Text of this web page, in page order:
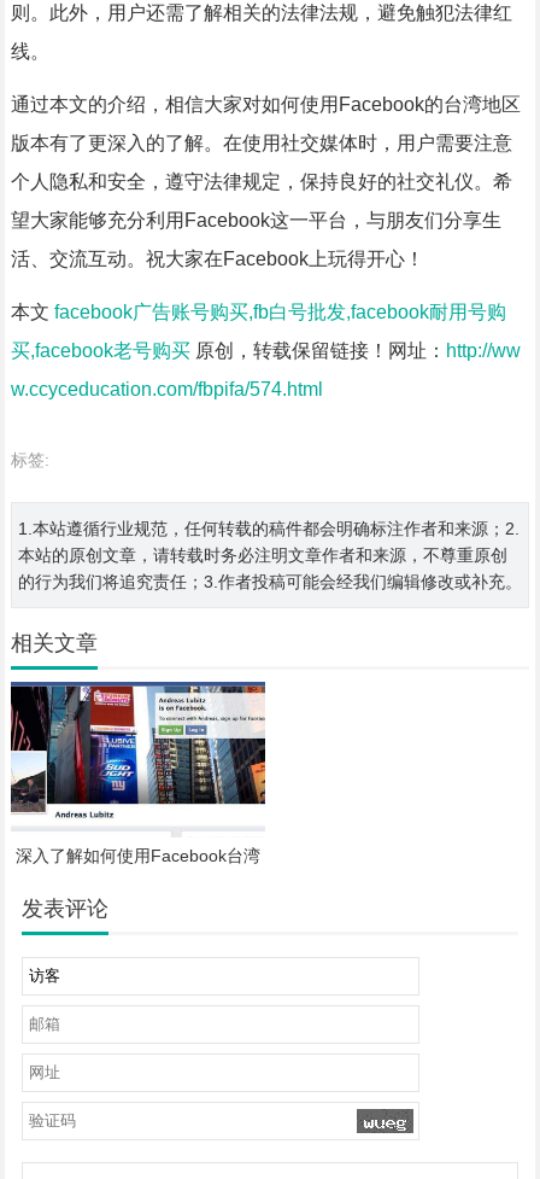
则。此外，用户还需了解相关的法律法规，避免触犯法律红
线。
通过本文的介绍，相信大家对如何使用Facebook的台湾地区
版本有了更深入的了解。在使用社交媒体时，用户需要注意
个人隐私和安全，遵守法律规定，保持良好的社交礼仪。希
望大家能够充分利用Facebook这一平台，与朋友们分享生
活、交流互动。祝大家在Facebook上玩得开心！
本文 facebook广告账号购买,fb白号批发,facebook耐用号购
买,facebook老号购买原创，转载保留链接！网址： http://ww
w.ccyceducation.com/fbpifa/574.html
标签:
1.本站遵循行业规范，任何转载的稿件都会明确标注作者和来源；2.
本站的原创文章，请转载时务必注明文章作者和来源，不尊重原创
的行为我们将追究责任；3.作者投稿可能会经我们编辑修改或补充。
相关文章
深入了解如何使用Facebook台湾
发表评论